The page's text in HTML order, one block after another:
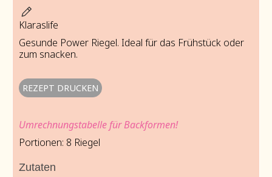
Klaraslife
Gesunde Power Riegel. Ideal für das Frühstück oder
zum snacken.
REZEPT DRUCKEN
Umrechnungstabelle für Backformen!
Portionen: 8 Riegel
Zutaten